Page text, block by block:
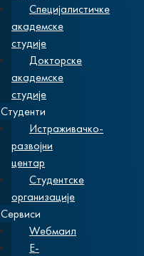
Специјалистичке
академске
студије
Докторске
академске
студије
Студенти
Истраживачко-
развојни
центар
Студентске
организације
Сервиси
Wебмаил
Е-